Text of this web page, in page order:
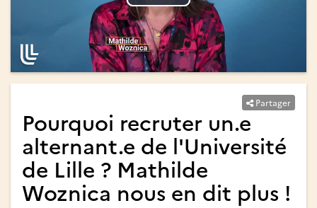
Lire
la
vidéo
Lire
la
vidéo
Partager
Pourquoi recruter un.e
alternant.e de l'Université
de Lille ? Mathilde
Woznica nous en dit plus !